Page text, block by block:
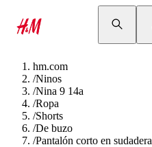
hm.com
/Ninos
/Nina 9 14a
/Ropa
/Shorts
/De buzo
/Pantalón corto en sudadera